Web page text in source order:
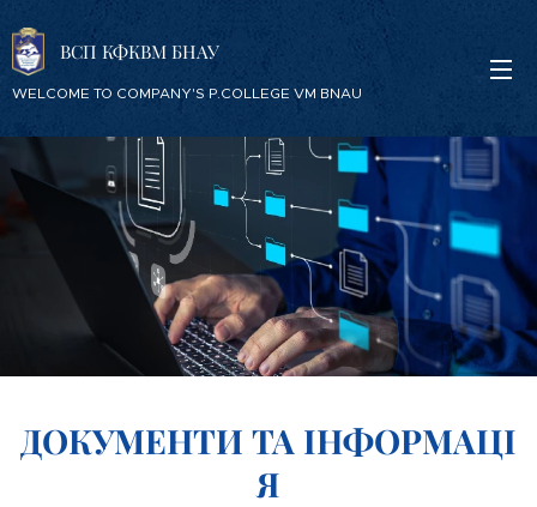
ВСП КФКВМ БНАУ
WELCOME TO COMPANY'S P.COLLEGE VM BNAU
ДОКУМЕНТИ ТА ІНФОРМАЦІ
Я